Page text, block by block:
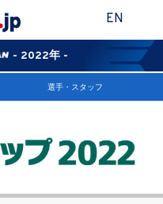
EN
- 2022年 -
選手・スタッフ